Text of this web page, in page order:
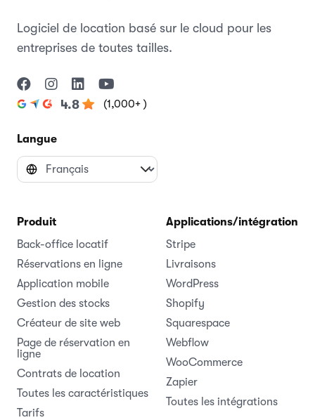
Logiciel de location basé sur le cloud pour les
entreprises de toutes tailles.
4.8 (1,000+ )
Langue
Produit
Back-office locatif
Réservations en ligne
Application mobile
Gestion des stocks
Créateur de site web
Page de réservation en
ligne
Contrats de location
Toutes les caractéristiques
Tarifs
Applications/intégrations
Stripe
Livraisons
WordPress
Shopify
Squarespace
Webflow
WooCommerce
Zapier
Toutes les intégrations